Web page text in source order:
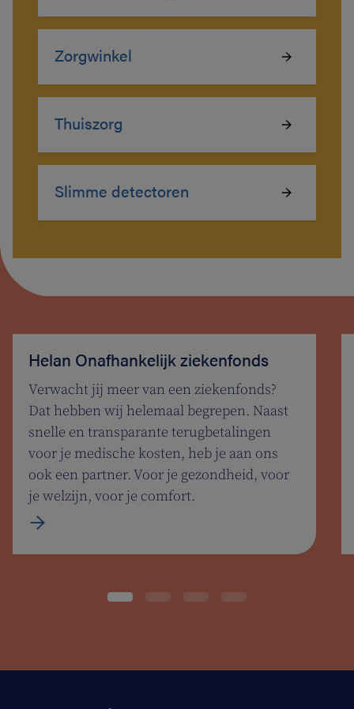
Zorgwinkel
Thuiszorg
Slimme detectoren
Helan Onafhankelijk ziekenfonds
Verwacht jij meer van een ziekenfonds?
Dat hebben wij helemaal begrepen. Naast
snelle en transparante terugbetalingen
voor je medische kosten, heb je aan ons
ook een partner. Voor je gezondheid, voor
je welzijn, voor je comfort.